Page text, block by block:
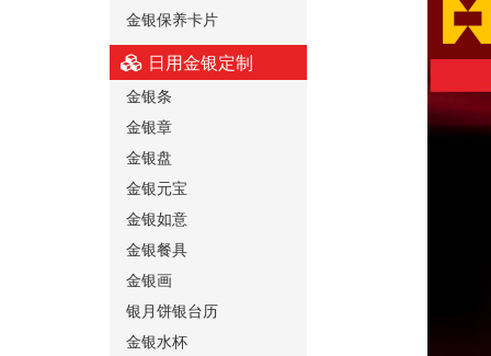
金银保养卡片
日用金银定制
金银条
金银章
金银盘
金银元宝
金银如意
金银餐具
金银画
银月饼银台历
金银水杯